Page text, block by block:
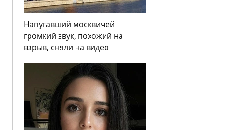
Напугавший москвичей
громкий звук, похожий на
взрыв, сняли на видео